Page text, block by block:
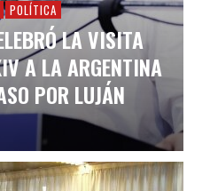
POLÍTICA
LA VISITA
A LA ARGENTINA
POR LUJÁN